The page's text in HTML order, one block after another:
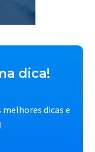
dica!
dicas e